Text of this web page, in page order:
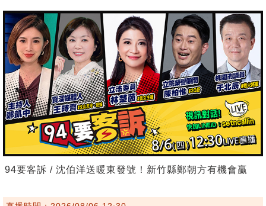
94要客訴 / 沈伯洋送暖東發號！新竹縣鄭朝方有機會贏